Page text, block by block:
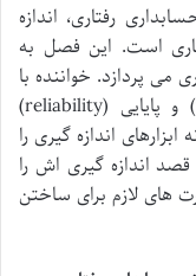
رفتاری، اندازه
است. این فصل به
پردازد. خواننده با
روش های مختلف اعتبارسنجی (validity) و پایایی (reliability)
اندازه گیری را
اندازه گیری اش را
های لازم برای ساختن